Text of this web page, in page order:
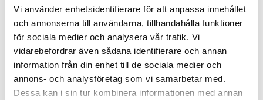
Vi använder enhetsidentifierare för att anpassa innehållet
och annonserna till användarna, tillhandahålla funktioner
för sociala medier och analysera vår trafik. Vi
vidarebefordrar även sådana identifierare och annan
information från din enhet till de sociala medier och
annons- och analysföretag som vi samarbetar med.
Dessa kan i sin tur kombinera informationen med annan
Namron Bypass
Namron
119,00 kr
LÄGG I VARUKORG
Namron
Kombinationsramar
Namron
från 29,00 kr